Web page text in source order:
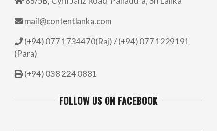
mail@contentlanka.com
(+94) 077 1734470(Raj) / (+94) 077 1229191
(Para)
(+94) 038 224 0881
FOLLOW US ON FACEBOOK